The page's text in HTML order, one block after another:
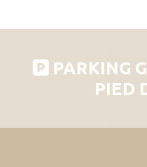
PARKING
PIED